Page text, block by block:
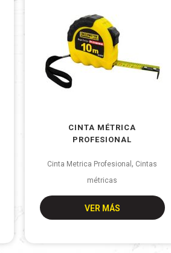
CINTA MÉTRICA
PROFESIONAL
Cinta Metrica Profesional, Cintas
métricas
VER MÁS